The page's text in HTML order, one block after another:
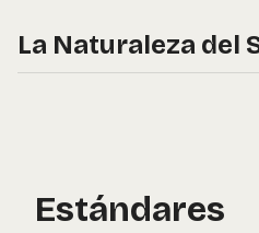
La Naturaleza del
Estándares